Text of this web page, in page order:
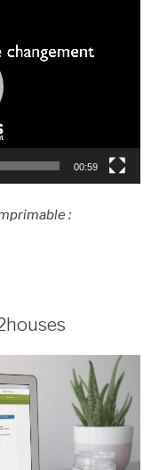
00:59
: